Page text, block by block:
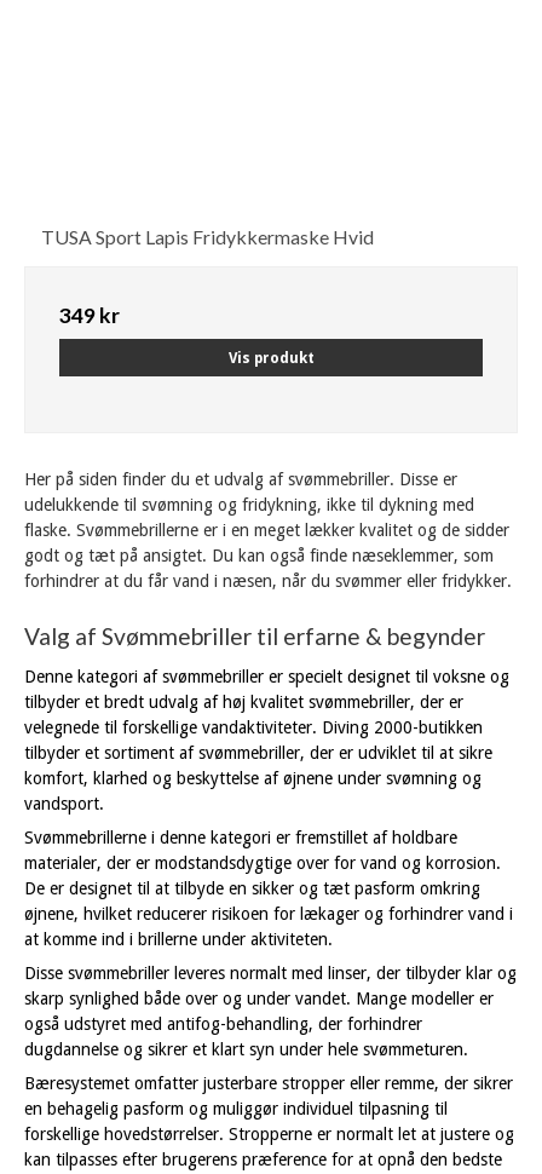
TUSA Sport Lapis Fridykkermaske Hvid
349 kr
Vis produkt
Her på siden finder du et udvalg af svømmebriller. Disse er
udelukkende til svømning og fridykning, ikke til dykning med
flaske. Svømmebrillerne er i en meget lækker kvalitet og de sidder
godt og tæt på ansigtet. Du kan også finde næseklemmer, som
forhindrer at du får vand i næsen, når du svømmer eller fridykker.
Valg af Svømmebriller til erfarne & begynder
Denne kategori af svømmebriller er specielt designet til voksne og
tilbyder et bredt udvalg af høj kvalitet svømmebriller, der er
velegnede til forskellige vandaktiviteter. Diving 2000-butikken
tilbyder et sortiment af svømmebriller, der er udviklet til at sikre
komfort, klarhed og beskyttelse af øjnene under svømning og
vandsport.
Svømmebrillerne i denne kategori er fremstillet af holdbare
materialer, der er modstandsdygtige over for vand og korrosion.
De er designet til at tilbyde en sikker og tæt pasform omkring
øjnene, hvilket reducerer risikoen for lækager og forhindrer vand i
at komme ind i brillerne under aktiviteten.
Disse svømmebriller leveres normalt med linser, der tilbyder klar og
skarp synlighed både over og under vandet. Mange modeller er
også udstyret med antifog-behandling, der forhindrer
dugdannelse og sikrer et klart syn under hele svømmeturen.
Bæresystemet omfatter justerbare stropper eller remme, der sikrer
en behagelig pasform og muliggør individuel tilpasning til
forskellige hovedstørrelser. Stropperne er normalt let at justere og
kan tilpasses efter brugerens præference for at opnå den bedste